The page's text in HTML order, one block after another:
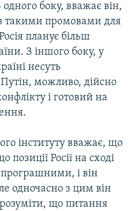
боку, вважає він,
такими промовами для
планує більш
З іншого боку, у
несуть
Путін, можливо, дійсно
і готовий на
інституту вважає, що
позиції Росії на сході
і він
одночасно з цим він
що питання